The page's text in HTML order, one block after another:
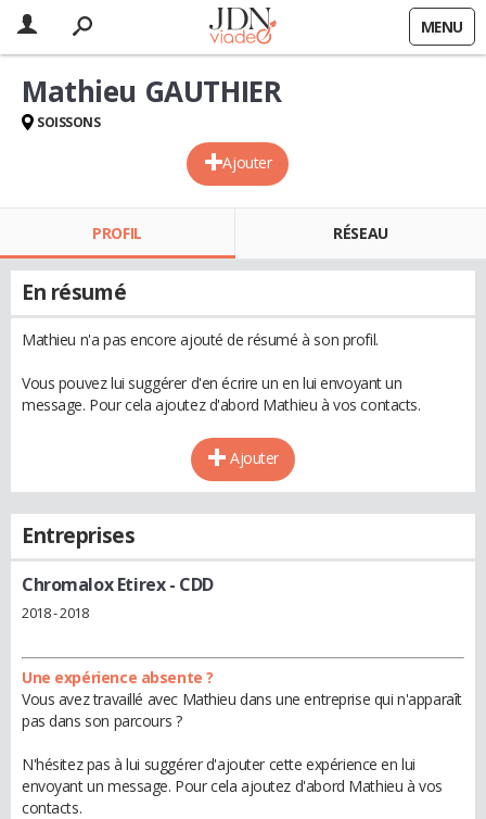
MENU
Ajouter
Mathieu GAUTHIER
SOISSONS
PROFIL RÉSEAU
En résumé
Mathieu n'a pas encore ajouté de résumé à son profil.
Vous pouvez lui suggérer d'en écrire un en lui envoyant un
message. Pour cela ajoutez d'abord Mathieu à vos contacts.
Ajouter
Entreprises
Chromalox Etirex- CDD
2018 - 2018
Une expérience absente ?
Vous avez travaillé avec Mathieu dans une entreprise qui n'apparaît
pas dans son parcours ?
N'hésitez pas à lui suggérer d'ajouter cette expérience en lui
envoyant un message. Pour cela ajoutez d'abord Mathieu à vos
contacts.